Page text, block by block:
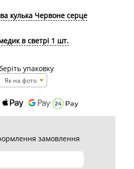
кулька Червоне серце
в светрі 1 шт.
упаковку
Як на фото
замовлення